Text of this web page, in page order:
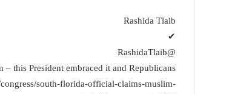
Rashida Tlaib
✔
@RashidaTlaib
this President embraced it and Republicans
south-florida-official-claims-muslim-